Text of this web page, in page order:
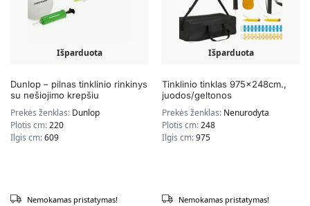
Išparduota
Dunlop – pilnas tinklinio rinkinys
su nešiojimo krepšiu
Prekės ženklas: Dunlop
Plotis cm:220
Ilgis cm:609
Nemokamas pristatymas!
Išparduota
Tinklinio tinklas 975x248cm.,
juodos/geltonos
Prekės ženklas: Nenurodyta
Plotis cm:248
Ilgis cm:975
Nemokamas pristatymas!